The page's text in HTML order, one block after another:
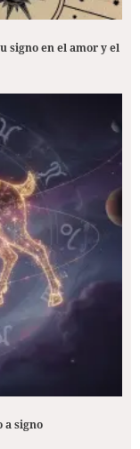
signo en el amor y el
a signo